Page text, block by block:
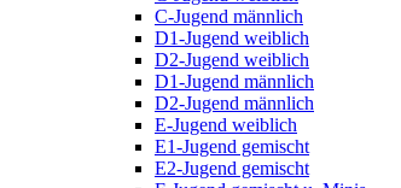
C-Jugend männlich
D1-Jugend weiblich
D2-Jugend weiblich
D1-Jugend männlich
D2-Jugend männlich
E-Jugend weiblich
E1-Jugend gemischt
E2-Jugend gemischt